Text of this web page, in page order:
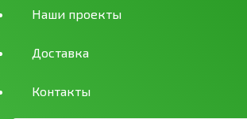
Наши проекты
Доставка
Контакты